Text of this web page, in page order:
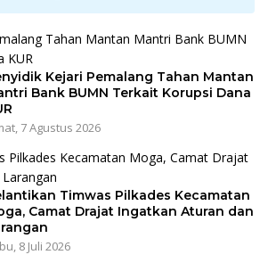
Kejari Pemalang Tahan Mantan
Bank BUMN Terkait Korupsi Dana
7 Agustus 2026
Timwas Pilkades Kecamatan
Camat Drajat Ingatkan Aturan dan
8 Juli 2026